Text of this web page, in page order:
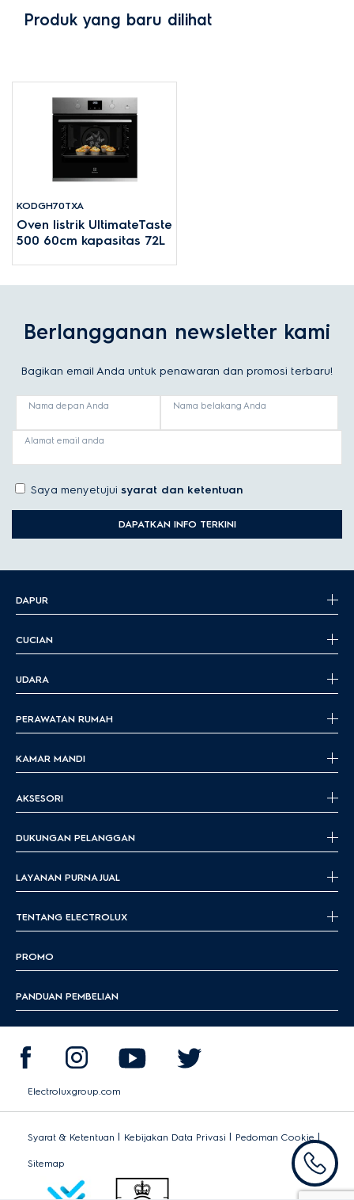
Produk yang baru dilihat
KODGH70TXA
Oven listrik UltimateTaste
500 60cm kapasitas 72L
Berlangganan newsletter kami
Bagikan email Anda untuk penawaran dan promosi terbaru!
Nama depan Anda Nama belakang Anda
Alamat email anda
Saya menyetujui syarat dan ketentuan
DAPATKAN INFO TERKINI
DAPUR
CUCIAN
UDARA
PERAWATAN RUMAH
KAMAR MANDI
AKSESORI
DUKUNGAN PELANGGAN
LAYANAN PURNA JUAL
TENTANG ELECTROLUX
PROMO
PANDUAN PEMBELIAN
Electroluxgroup.com
Syarat & Ketentuan | Kebijakan Data Privasi | Pedoman Cookie |
Sitemap